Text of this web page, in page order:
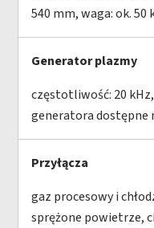
540 mm, waga: ok. 50
Generator plazmy
częstotliwość: 20
generatora dostępne
Przyłącza
gaz procesowy i
sprężone powietrze,